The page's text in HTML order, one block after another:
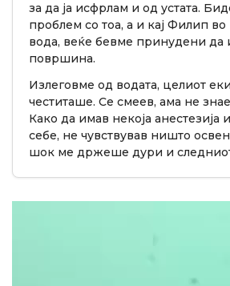
за да ја исфрлам и од устата.
проблем со тоа, а и кај Филип во
вода, веќе бевме принудени да
површина.
Излеговме од водата, целиот
честиташе. Се смеев, ама не
Како да имав некоја анестезија
себе, не чувствував ништо освен
шок ме држеше дури и